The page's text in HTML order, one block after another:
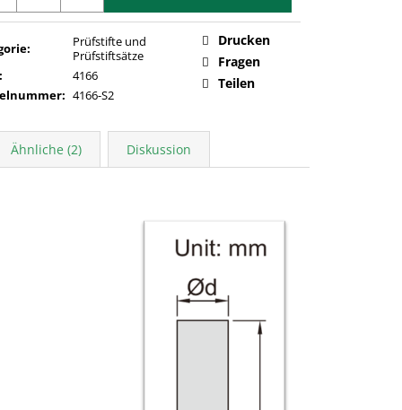
:
Prüfstifte und
Prüfstiftsätze
:
4166
: 4166-S2
Drucken
Fragen
Teilen
Ähnliche (2) Diskussion